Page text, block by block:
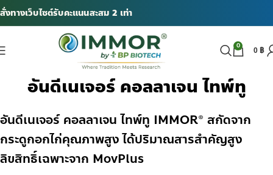
สั่งทางเว็บไซต์รับคะแนนสะสม 2 เท่า
0
0 ฿
อันดีเนเจอร์ คอลลาเจน ไทพ์ทู
อันดีเนเจอร์ คอลลาเจน ไทพ์ทู IMMOR® สกัดจาก
กระดูกอกไก่คุณภาพสูง ได้ปริมาณสารสำคัญสูง
ลิขสิทธิ์เฉพาะจาก MovPlus